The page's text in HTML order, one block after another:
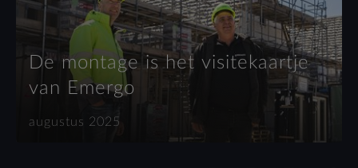
De montage is het visitekaartje
van Emergo
augustus 2025